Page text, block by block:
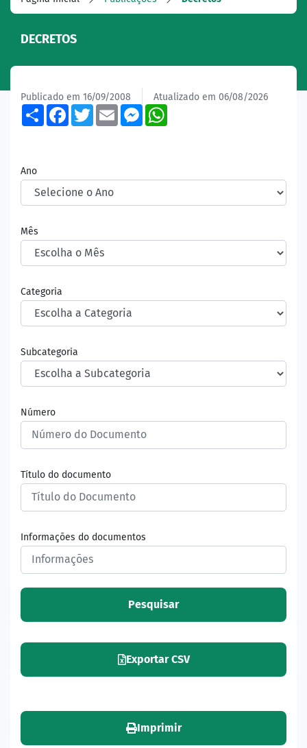
DECRETOS
Publicado em 16/09/2008 Atualizado em 06/08/2026
ShareFacebook
TwitterEmailMessenger
Ano
Mês
Categoria
Subcategoria
Número
Título do documento
Informações do documentos
Pesquisar
Exportar CSV
Imprimir